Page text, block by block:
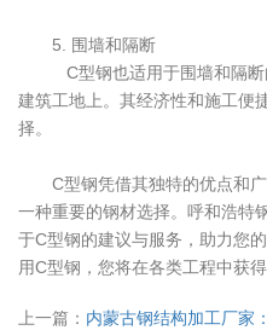
5. 围墙和隔断
C型钢也适用于围墙和隔
建筑工地上。其经济性和施工便
择。
C型钢凭借其独特的优点和
一种重要的钢材选择。呼和浩特
于C型钢的建议与服务，助力您
用C型钢，您将在各类工程中获
上一篇： 内蒙古钢结构加工厂家